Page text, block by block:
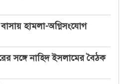
হামলা-অগ্নিসংযোগ
সঙ্গে নাহিদ ইসলামের বৈঠক